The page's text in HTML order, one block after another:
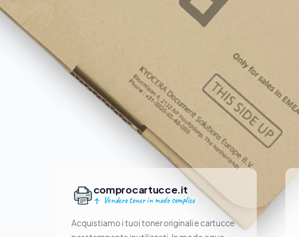
comprocartucce.it
Vendere toner in modo semplice
Acquistiamo i tuoi toner originali e cartucce